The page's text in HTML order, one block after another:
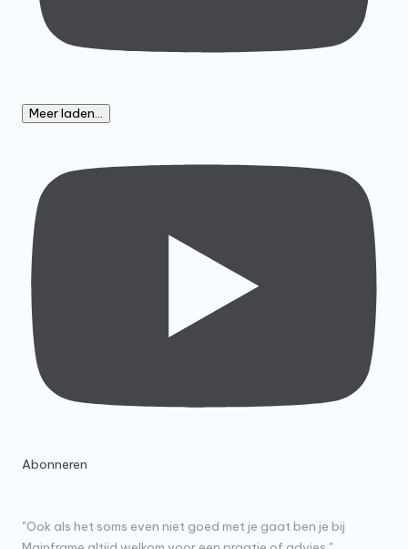
Meer laden...
Abonneren
"Ook als het soms even niet goed met je gaat ben je bij